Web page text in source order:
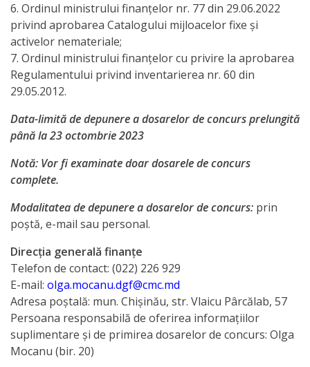
Proces
decizional
Mod
de
participare
Programe
și
rapoarte
Acțiunile
DGF
Plan
de
activitate
6. Ordinul ministrului finanţelor nr. 77 din 29.06.2022
privind aprobarea Catalogului mijloacelor fixe şi
activelor nemateriale;
7. Ordinul ministrului finanţelor cu privire la aprobarea
Regulamentului privind inventarierea nr. 60 din
29.05.2012.
Data-limită de depunere a dosarelor de concurs prelungită
până la 23 octombrie 2023
Notă: Vor fi examinate doar dosarele de concurs
complete.
Modalitatea de depunere a dosarelor de concurs: prin
poştă, e-mail sau personal.
Direcţia generală finanţe
Telefon de contact: (022) 226 929
E-mail: olga.mocanu.dgf@cmc.md
Adresa poştală: mun. Chişinău, str. Vlaicu Pârcălab, 57
Persoana responsabilă de oferirea informaţiilor
suplimentare şi de primirea dosarelor de concurs: Olga
Mocanu (bir. 20)